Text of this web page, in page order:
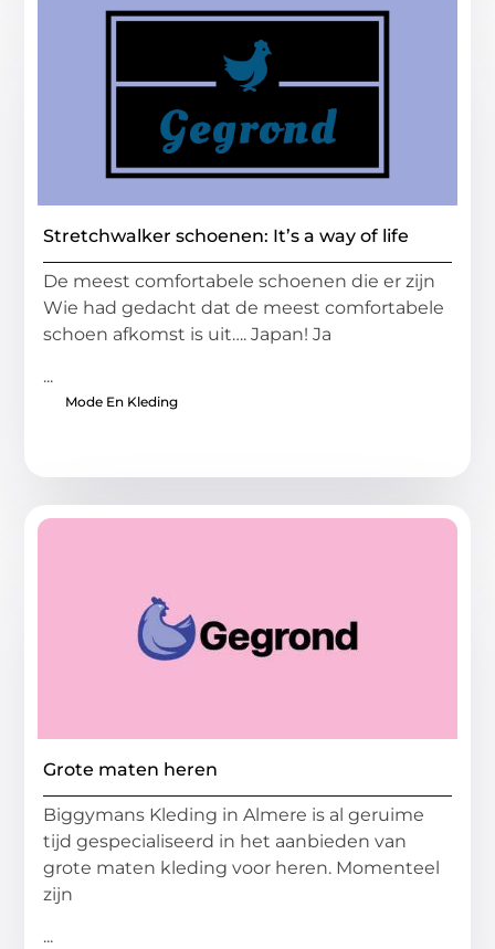
Stretchwalker schoenen: It’s a way of life
De meest comfortabele schoenen die er zijn
Wie had gedacht dat de meest comfortabele
schoen afkomst is uit…. Japan! Ja
...
Mode En Kleding
Grote maten heren
Biggymans Kleding in Almere is al geruime
tijd gespecialiseerd in het aanbieden van
grote maten kleding voor heren. Momenteel
zijn
...